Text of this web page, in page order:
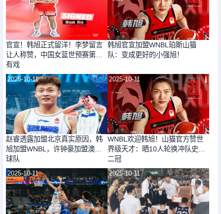
官宣！韩旭正式留洋！李梦留言
让人称赞，中国女篮世预赛第一
有戏
韩旭官宣加盟WNBL珀斯山猫
队：变成更好的小强旭！
2025-10-11
赵睿透露加盟北京真实原因，韩
旭加盟WNBL，许钟豪加盟澳门
球队
2025-10-11
WNBL欢迎韩旭！山猫官方赞世
界级天才：晒10人轮换冲队史第
二冠
2025-10-11 2025-10-11